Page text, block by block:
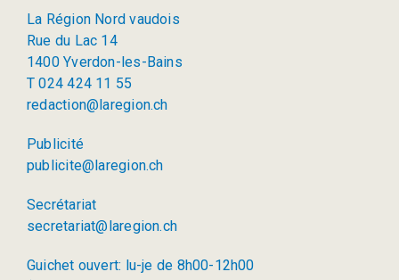
La Région Nord vaudois
Rue du Lac 14
1400 Yverdon-les-Bains
T 024 424 11 55
redaction@laregion.ch
Publicité
publicite@laregion.ch
Secrétariat
secretariat@laregion.ch
Guichet ouvert: lu-je de 8h00-12h00